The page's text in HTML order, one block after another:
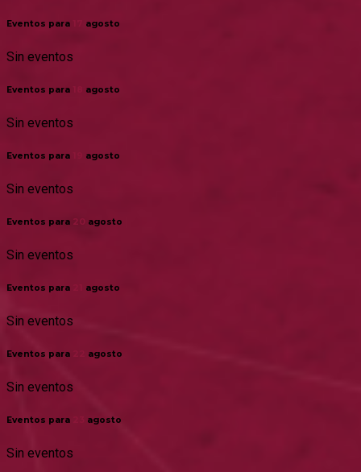
Eventos para agosto
Sin eventos
Eventos para agosto
Sin eventos
Eventos para agosto
Sin eventos
Eventos para 20 agosto
Sin eventos
Eventos para agosto
Sin eventos
Eventos para agosto
Sin eventos
Eventos para agosto
Sin eventos